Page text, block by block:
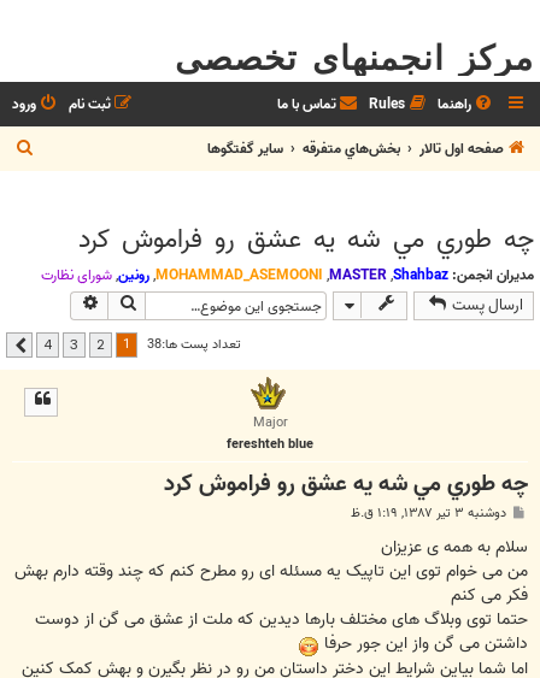
مرکز انجمنهای تخصصی
راهنما Rules تماس با ما ورود
ثبت نام
صفحه اول تالار
بخش‌‌هاي متفرقه ساير گفتگوها
ج
س
چه طوري مي شه يه عشق رو فراموش کرد
مدیران انجمن: Shahbaz
,
MASTER
,
MOHAMMAD_ASEMOONI
,رونین,شوراي نظارت
ارسال پست جستجو
تعداد پست ها:38 2
3
4 بعدی
Major
fereshteh blue
چه طوري مي شه يه عشق رو فراموش کرد
پ
ت
دوشنبه ۳ تیر ۱۳۸۷, ۱:۱۹ ق.ظ
سلام به همه ی عزیزان
من می خوام توی این تاپیک یه مسئله ای رو مطرح کنم که چند وقته دارم بهش
فکر می کنم
حتما توی وبلاگ های مختلف بارها دیدین که ملت از عشق می گن از دوست
داشتن می گن واز این جور حرفا
اما شما بیاین شرایط این دختر داستان من رو در نظر بگیرن و بهش کمک کنین